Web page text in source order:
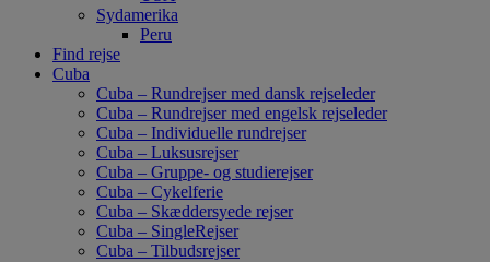
Sydamerika
Peru
Find rejse
Cuba
Cuba – Rundrejser med dansk rejseleder
Cuba – Rundrejser med engelsk rejseleder
Cuba – Individuelle rundrejser
Cuba – Luksusrejser
Cuba – Gruppe- og studierejser
Cuba – Cykelferie
Cuba – Skæddersyede rejser
Cuba – SingleRejser
Cuba – Tilbudsrejser